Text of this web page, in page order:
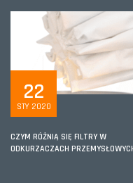
22
STY 2020
CZYM RÓŻNIĄ SIĘ FILTRY W
ODKURZACZACH